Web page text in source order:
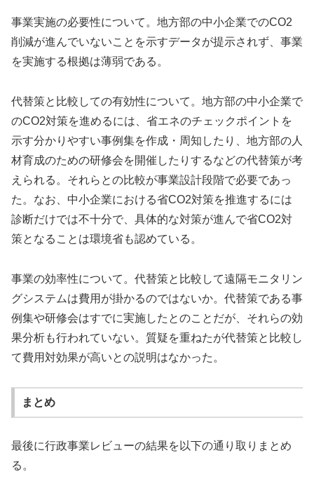
事業実施の必要性について。地方部の中小企業でのCO2
削減が進んでいないことを示すデータが提示されず、事業
を実施する根拠は薄弱である。
代替策と比較しての有効性について。地方部の中小企業で
のCO2対策を進めるには、省エネのチェックポイントを
示す分かりやすい事例集を作成・周知したり、地方部の人
材育成のための研修会を開催したりするなどの代替策が考
えられる。それらとの比較が事業設計段階で必要であっ
た。なお、中小企業における省CO2対策を推進するには
診断だけでは不十分で、具体的な対策が進んで省CO2対
策となることは環境省も認めている。
事業の効率性について。代替策と比較して遠隔モニタリン
グシステムは費用が掛かるのではないか。代替策である事
例集や研修会はすでに実施したとのことだが、それらの効
果分析も行われていない。質疑を重ねたが代替策と比較し
て費用対効果が高いとの説明はなかった。
まとめ
最後に行政事業レビューの結果を以下の通り取りまとめ
る。